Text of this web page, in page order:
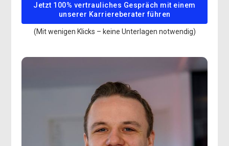
Jetzt 100% vertrauliches Gespräch mit einem
unserer Karriereberater führen
(Mit wenigen Klicks – keine Unterlagen notwendig)